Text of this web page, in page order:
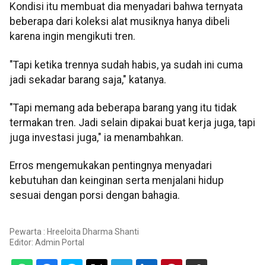
Kondisi itu membuat dia menyadari bahwa ternyata
beberapa dari koleksi alat musiknya hanya dibeli
karena ingin mengikuti tren.
"Tapi ketika trennya sudah habis, ya sudah ini cuma
jadi sekadar barang saja," katanya.
"Tapi memang ada beberapa barang yang itu tidak
termakan tren. Jadi selain dipakai buat kerja juga, tapi
juga investasi juga," ia menambahkan.
Erros mengemukakan pentingnya menyadari
kebutuhan dan keinginan serta menjalani hidup
sesuai dengan porsi dengan bahagia.
Pewarta : Hreeloita Dharma Shanti
Editor: Admin Portal